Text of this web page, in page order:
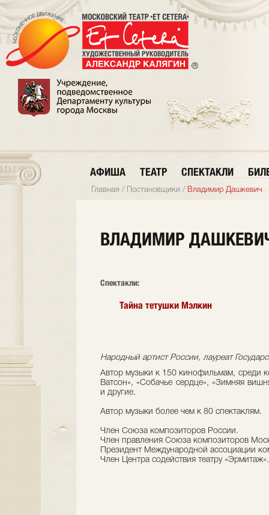
АФИША ТЕАТР СПЕКТАКЛИ
Главная / Постановщики / Владимир Дашкевич
ВЛАДИМИР
Cпектакли:
Тайна тетушки Мэлкин
Народный артист России, лауреат
Автор музыки к 150 кинофильмам, среди
Ватсон», «Собачье сердце», «Зимняя
и другие.
Автор музыки более чем к 80 спектаклям.
Член Союза композиторов России.
Член правления Союза композиторов
Президент Международной ассоциации
Член Центра содействия театру «Эрмитаж».